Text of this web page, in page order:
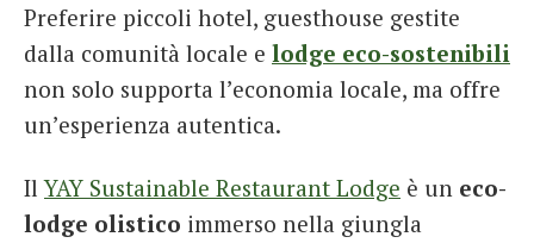
Preferire piccoli hotel, guesthouse gestite
dalla comunità locale e lodge eco-sostenibili
non solo supporta l’economia locale, ma offre
un’esperienza autentica.
IlYAY Sustainable Restaurant Lodge è un eco-
lodge olistico immerso nella giungla